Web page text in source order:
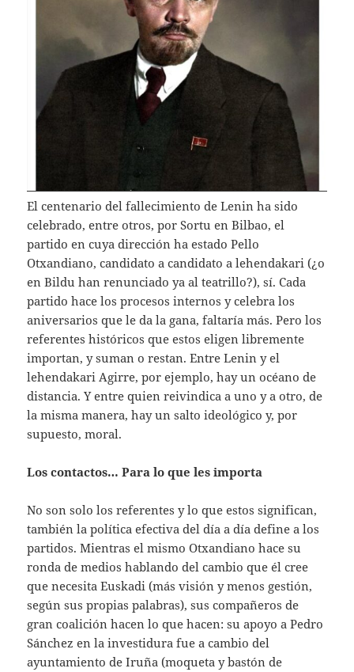
El centenario del fallecimiento de Lenin ha sido
celebrado, entre otros, por Sortu en Bilbao, el
partido en cuya dirección ha estado Pello
Otxandiano, candidato a candidato a lehendakari (¿o
en Bildu han renunciado ya al teatrillo?), sí. Cada
partido hace los procesos internos y celebra los
aniversarios que le da la gana, faltaría más. Pero los
referentes históricos que estos eligen libremente
importan, y suman o restan. Entre Lenin y el
lehendakari Agirre, por ejemplo, hay un océano de
distancia. Y entre quien reivindica a uno y a otro, de
la misma manera, hay un salto ideológico y, por
supuesto, moral.
Los contactos… Para lo que les importa
No son solo los referentes y lo que estos significan,
también la política efectiva del día a día define a los
partidos. Mientras el mismo Otxandiano hace su
ronda de medios hablando del cambio que él cree
que necesita Euskadi (más visión y menos gestión,
según sus propias palabras), sus compañeros de
gran coalición hacen lo que hacen: su apoyo a Pedro
Sánchez en la investidura fue a cambio del
ayuntamiento de Iruña (moqueta y bastón de